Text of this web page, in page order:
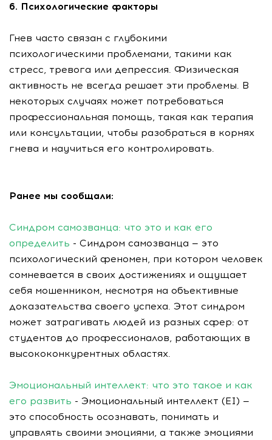
6. Психологические факторы
Гнев часто связан с глубокими
психологическими проблемами, такими как
стресс, тревога или депрессия. Физическая
активность не всегда решает эти проблемы. В
некоторых случаях может потребоваться
профессиональная помощь, такая как терапия
или консультации, чтобы разобраться в корнях
гнева и научиться его контролировать.
Ранее мы сообщали:
Синдром самозванца: что это и как его
определить - Синдром самозванца — это
психологический феномен, при котором человек
сомневается в своих достижениях и ощущает
себя мошенником, несмотря на объективные
доказательства своего успеха. Этот синдром
может затрагивать людей из разных сфер: от
студентов до профессионалов, работающих в
высококонкурентных областях.
Эмоциональный интеллект: что это такое и как
его развить - Эмоциональный интеллект (EI) —
это способность осознавать, понимать и
управлять своими эмоциями, а также эмоциями